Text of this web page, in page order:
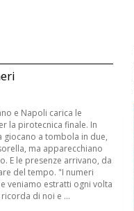
e Napoli carica le
la pirotecnica finale. In
giocano a tombola in due,
ma apparecchiano
E le presenze arrivano, da
del tempo. "I numeri
veniamo estratti ogni volta
di noi e ...